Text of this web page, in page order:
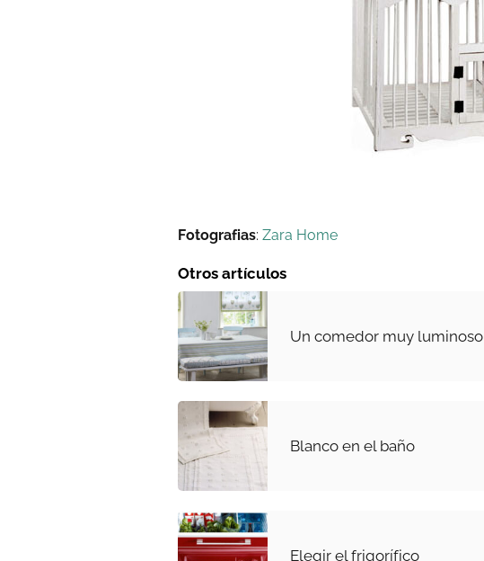
Fotografias: Zara Home
Otros artículos
Un comedor muy luminoso
Blanco en el baño
Elegir el frigorífico